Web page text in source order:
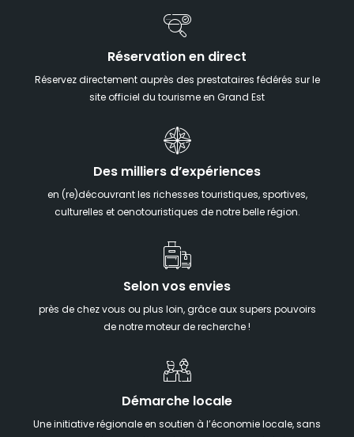
Réservation en direct
Réservez directement auprès des prestataires fédérés sur le
site officiel du tourisme en Grand Est
Des milliers d’expériences
en (re)découvrant les richesses touristiques, sportives,
culturelles et oenotouristiques de notre belle région.
Selon vos envies
près de chez vous ou plus loin, grâce aux supers pouvoirs
de notre moteur de recherche !
Démarche locale
Une initiative régionale en soutien à l’économie locale, sans